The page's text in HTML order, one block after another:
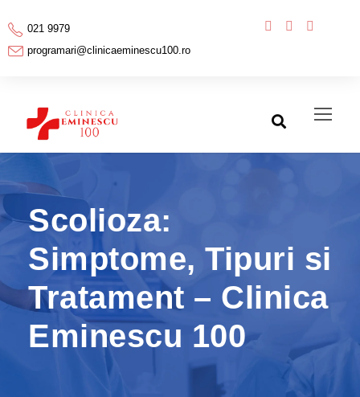
021 9979
programari@clinicaeminescu100.ro
Scolioza:
Simptome, Tipuri si
Tratament – Clinica
Eminescu 100